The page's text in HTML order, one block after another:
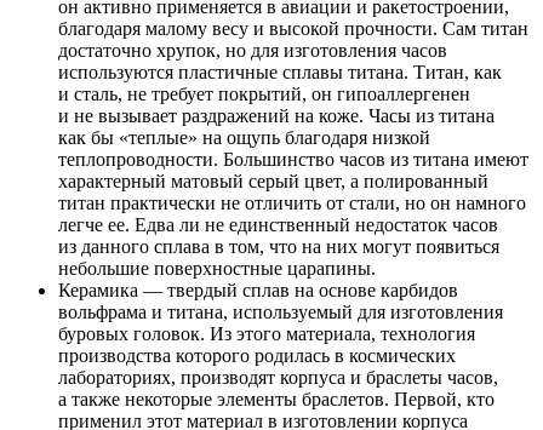
он активно применяется в авиации и ракетостроении,
благодаря малому весу и высокой прочности. Сам титан
достаточно хрупок, но для изготовления часов
используются пластичные сплавы титана. Титан, как
и сталь, не требует покрытий, он гипоаллергенен
и не вызывает раздражений на коже. Часы из титана
как бы «теплые» на ощупь благодаря низкой
теплопроводности. Большинство часов из титана имеют
характерный матовый серый цвет, а полированный
титан практически не отличить от стали, но он намного
легче ее. Едва ли не единственный недостаток часов
из данного сплава в том, что на них могут появиться
небольшие поверхностные царапины.
Керамика — твердый сплав на основе карбидов
вольфрама и титана, используемый для изготовления
буровых головок. Из этого материала, технология
производства которого родилась в космических
лабораториях, производят корпуса и браслеты часов,
а также некоторые элементы браслетов. Первой, кто
применил этот материал в изготовлении корпуса